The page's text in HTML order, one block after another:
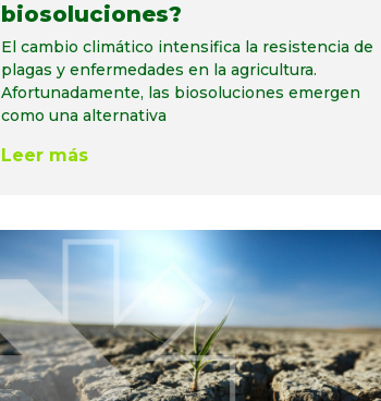
biosoluciones?
El cambio climático intensifica la resistencia de
plagas y enfermedades en la agricultura.
Afortunadamente, las biosoluciones emergen
como una alternativa
Leer más